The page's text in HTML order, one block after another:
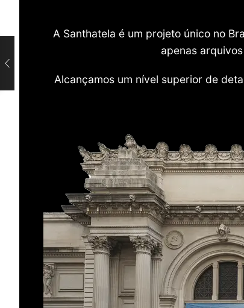
A Santhatela é um projeto único no
apenas
Alcançamos um nível superior de